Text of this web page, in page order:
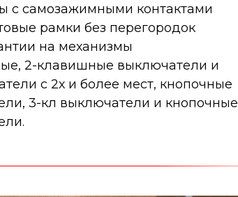
с самозажимными контактами
рамки без перегородок
на механизмы
2-клавишные выключатели и
с 2х и более мест, кнопочные
3-кл выключатели и кнопочные